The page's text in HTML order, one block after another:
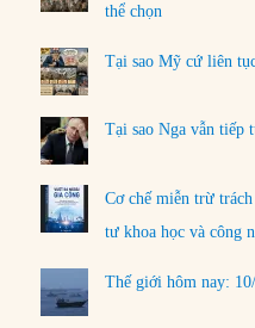
thể chọn
Tại sao Mỹ cứ liên
Tại sao Nga vẫn tiếp
Cơ chế miễn trừ
tư khoa học và công
Thế giới hôm nay: